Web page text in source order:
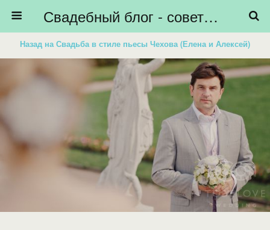
Свадебный блог - советы невестам, подготовка к свадьбе - HiBride
Назад на Свадьба в стиле пьесы Чехова (Елена и Алексей)